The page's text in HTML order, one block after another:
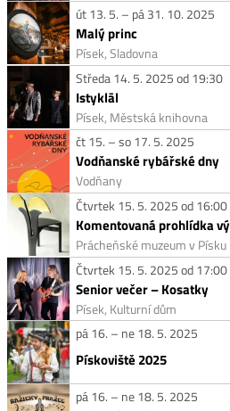
út 13. 5. – pá 31. 10. 2025
Malý princ
Písek, Sladovna
Středa 14. 5. 2025 od 19:30
Istyklāl
Písek, Městská knihovna
čt 15. – so 17. 5. 2025
Vodňanské rybářské dny
Vodňany
Čtvrtek 15. 5. 2025 od 16:00
Komentovaná prohlídka
Prácheňské muzeum v Písku
Čtvrtek 15. 5. 2025 od 17:00
Senior večer – Kosatky
Písek, Kulturní dům
pá 16. – ne 18. 5. 2025
Pískoviště 2025
pá 16. – ne 18. 5. 2025